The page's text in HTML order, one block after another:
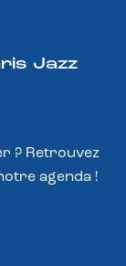
Jazz
? Retrouvez
agenda !